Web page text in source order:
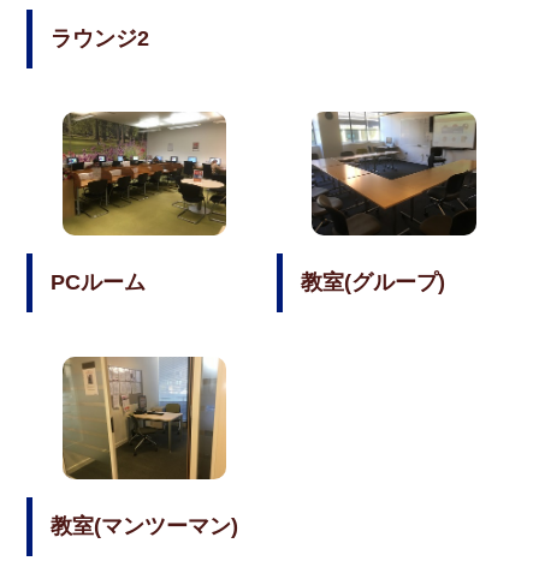
ラウンジ2
PCルーム 教室(グループ)
教室(マンツーマン)